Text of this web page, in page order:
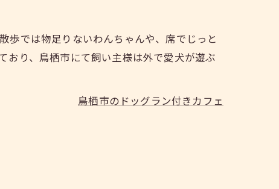
歩では物足りないわんちゃんや、席でじっと
おり、鳥栖市にて飼い主様は外で愛犬が遊ぶ
鳥栖市のドッグラン付きカフェ